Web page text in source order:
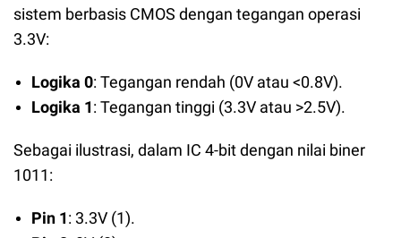
sistem berbasis CMOS dengan tegangan operasi
3.3V:
Logika 0: Tegangan rendah (0V atau <0.8V).
Logika 1: Tegangan tinggi (3.3V atau >2.5V).
Sebagai ilustrasi, dalam IC 4-bit dengan nilai biner
1011:
Pin 1: 3.3V (1).